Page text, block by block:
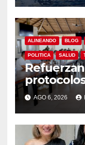
garantiza
ALINEANDO BLOG
POLITICA SALUD
rescate
y AGO 6, 2026